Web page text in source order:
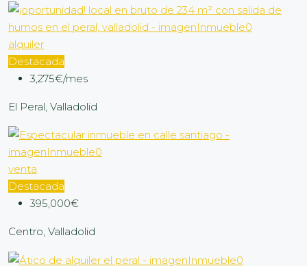
alquiler
Destacada
3,275€/mes
El Peral, Valladolid
venta
Destacada
395,000€
Centro, Valladolid